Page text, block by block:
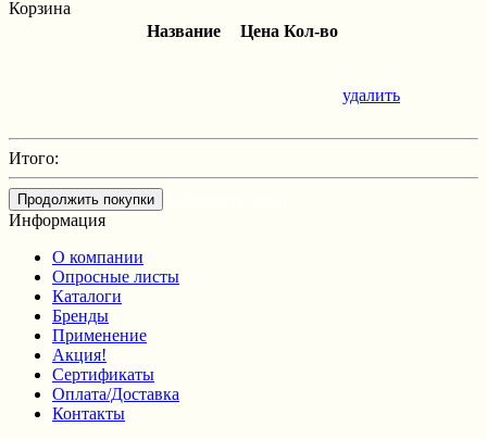
Корзина
Название
Цена Кол-во
удалить
Итого:
Продолжить покупки
Информация
О компании
Опросные листы
Каталоги
Бренды
Применение
Акция!
Сертификаты
Оплата/Доставка
Контакты